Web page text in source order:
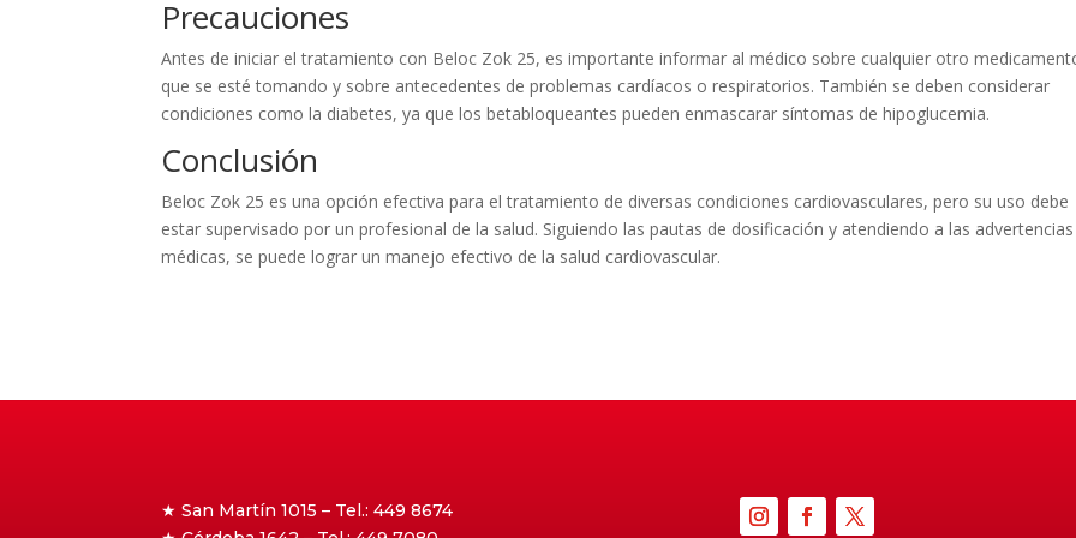
Precauciones
Antes de iniciar el tratamiento con Beloc Zok 25, es importante informar al médico sobre cualquier otro
que se esté tomando y sobre antecedentes de problemas cardíacos o respiratorios. También se deben considerar
condiciones como la diabetes, ya que los betabloqueantes pueden enmascarar síntomas de hipoglucemia.
Conclusión
Beloc Zok 25 es una opción efectiva para el tratamiento de diversas condiciones cardiovasculares, pero su uso debe
estar supervisado por un profesional de la salud. Siguiendo las pautas de dosificación y atendiendo a las advertencias
médicas, se puede lograr un manejo efectivo de la salud cardiovascular.
★ San Martín 1015 – Tel.: 449 8674